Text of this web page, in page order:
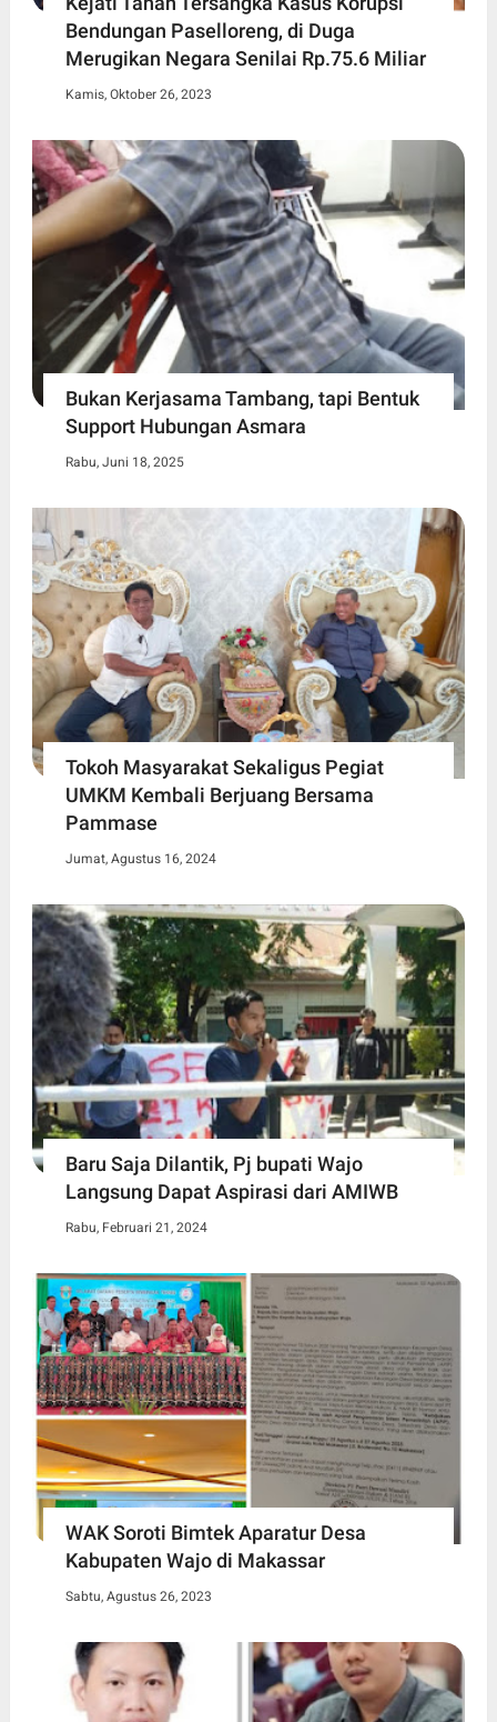
Bendungan Paselloreng, di Duga
Merugikan Negara Senilai Rp.75.6 Miliar
Kamis, Oktober 26, 2023
Bukan Kerjasama Tambang, tapi Bentuk
Support Hubungan Asmara
Rabu, Juni 18, 2025
Tokoh Masyarakat Sekaligus Pegiat
UMKM Kembali Berjuang Bersama
Pammase
Jumat, Agustus 16, 2024
Baru Saja Dilantik, Pj bupati Wajo
Langsung Dapat Aspirasi dari AMIWB
Rabu, Februari 21, 2024
WAK Soroti Bimtek Aparatur Desa
Kabupaten Wajo di Makassar
Sabtu, Agustus 26, 2023